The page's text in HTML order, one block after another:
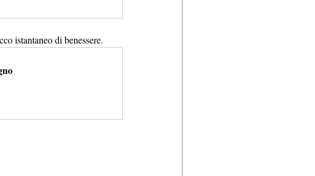
istantaneo di benessere.